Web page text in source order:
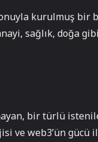
kurulmuş bir
sağlık, doğa
bir türlü
ve web3’ün gücü